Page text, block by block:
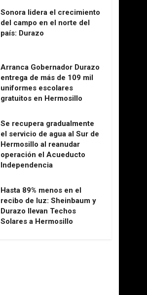
Sonora lidera el crecimiento
del campo en el norte del
país: Durazo
Arranca Gobernador Durazo
entrega de más de 109 mil
uniformes escolares
gratuitos en Hermosillo
Se recupera gradualmente
el servicio de agua al Sur de
Hermosillo al reanudar
operación el Acueducto
Independencia
Hasta 89% menos en el
recibo de luz: Sheinbaum y
Durazo llevan Techos
Solares a Hermosillo